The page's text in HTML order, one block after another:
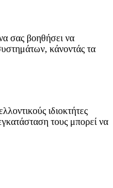
σας βοηθήσει να
κάνοντάς τα
ιδιοκτήτες
τους μπορεί να